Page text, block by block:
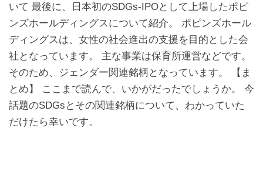
いて 最後に、日本初のSDGs-IPOとして上場したポピ
ンズホールディングスについて紹介。 ポピンズホール
ディングスは、女性の社会進出の支援を目的とした会
社となっています。 主な事業は保育所運営などです。
そのため、ジェンダー関連銘柄となっています。 【ま
とめ】 ここまで読んで、いかがだったでしょうか。 今
話題のSDGsとその関連銘柄について、わかっていた
だけたら幸いです。